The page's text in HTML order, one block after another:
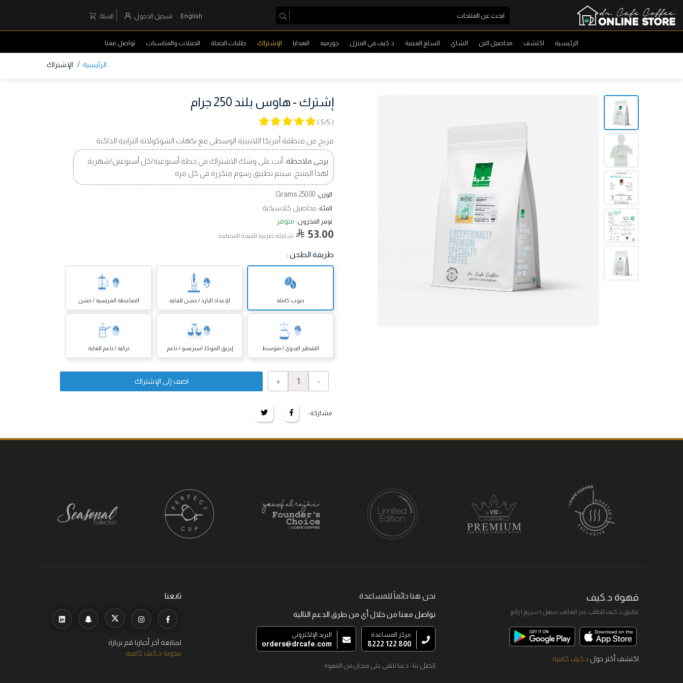
English تسجيل الدخول السلة
الرئيسية اكتشف محاصيل البن الشاي السلع العينية د.كيف في المنزل جورميه الهدايا الإشتراك طلبات الجملة الحفلات والمناسبات تواصل معنا
الرئيسية / الإشتراك
إشترك - هاوس بلند 250 جرام
( 5/5 )
مزيج من منطقة أمريكا اللاتينية الوسطى مع نكهات الشوكولاتة الترابية الداكنة
يرجى ملاحظة: أنت على وشك الاشتراك في خطة أسبوعية/كل أسبوعين/شهرية
لهذا المنتج. سيتم تطبيق رسوم متكررة في كل مرة.
الوزن: 250.00 Grams
الفئة: محاصيل كلاسيكية
توفر المخزون: متوفر
53.00 شاملة ضربية القيمة المضافة
طريقة الطحن :
حبوب كاملة الإعداد البارد / خشن للغاية الضاغطة الفرنسية / خشن
التقطير اليدوي / متوسط إبريق الموكا، اسبريسو / ناعم تركية / ناعم للغاية
-
+ اضف إلى الإشتراك
مشاركة :
قهوة د.كيف
تطبيق د.كيف للطلب عبر الهاتف. سهل I سريع I رائع
اكتشف أكثر حول د.كيف كافيه
نحن هنا دائماً للمساعدة
تواصل معنا من خلال أي من طرق الدعم التالية
مركز المساعدة
800 122 8222
البريد الإلكتروني
orders@drcafe.com
اتصل بنا - دعنا نلتقي على فنجان من القهوة
تابعنا
لمتابعة آخر أخبارنا قم بزيارة
مدونة د.كيف كافيه